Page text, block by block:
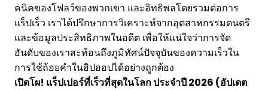
คนิคของโฟลว์ของพวกเขา และอิทธิพลโดยรวมต่อการ
แร็ปเร็ว เราได้ปรึกษาการวิเคราะห์จากอุตสาหกรรมดนตรี
และข้อมูลประสิทธิภาพในอดีต เพื่อให้แน่ใจว่าการจัด
อันดับของเราสะท้อนถึงภูมิทัศน์ปัจจุบันของความเร็วใน
การใช้ถ้อยคำในฮิปฮอปได้อย่างถูกต้อง
เปิดโผ! แร็ปเปอร์ที่เร็วที่สุดในโลก ประจำปี 2026 (อัปเดต